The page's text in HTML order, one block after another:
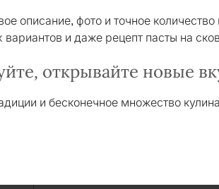
описание, фото и точное
и даже рецепт пасты на
открывайте новые
и бесконечное множество